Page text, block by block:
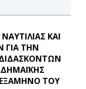
ΚΑΙ
ΓΙΑ ΤΗΝ
ΕΞΑΜΗΝΟ ΤΟΥ